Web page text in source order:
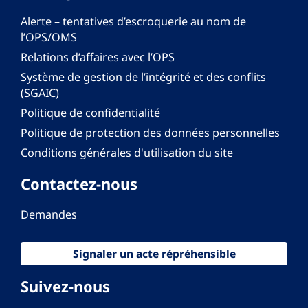
Alerte – tentatives d’escroquerie au nom de
l’OPS/OMS
Relations d’affaires avec l’OPS
Système de gestion de l’intégrité et des conflits
(SGAIC)
Politique de confidentialité
Politique de protection des données personnelles
Conditions générales d'utilisation du site
Contactez-nous
Demandes
Signaler un acte répréhensible
Suivez-nous